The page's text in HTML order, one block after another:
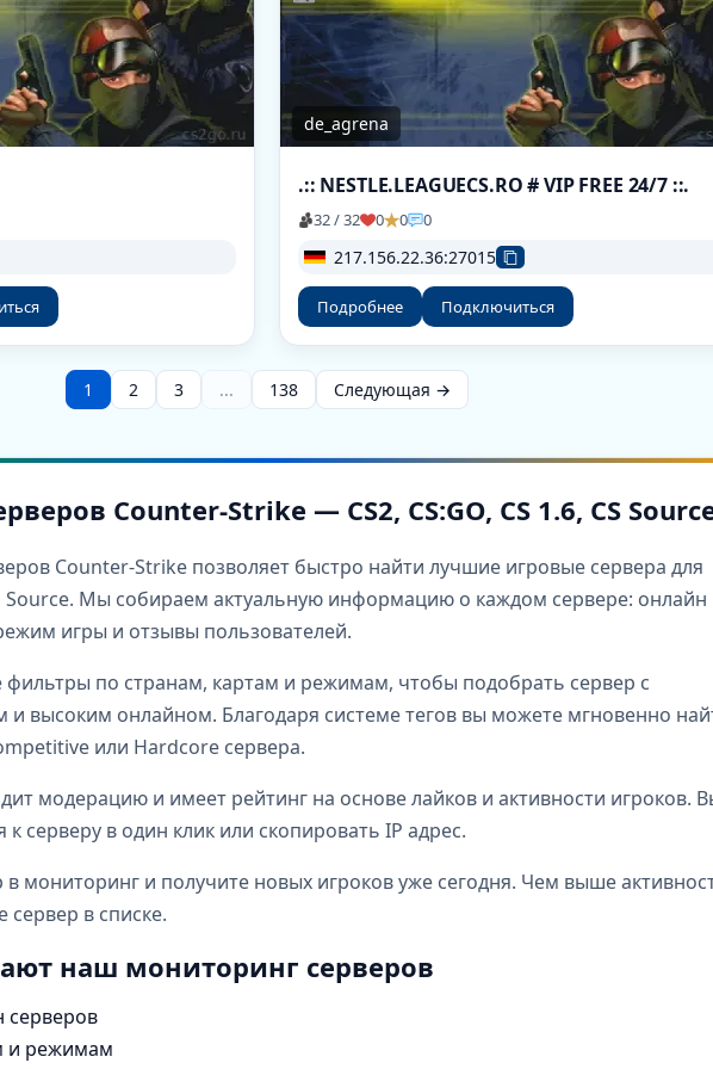
de_agrena
.:: NESTLE.LEAGUECS.RO # VIP FREE 24/7 ::.
32 / 32 0 0 0
217.156.22.36:27015
Подробнее Подключиться
1 2 3 ... 138 Следующая →
Counter-Strike — CS2, CS:GO, CS 1.6, CS
Counter-Strike позволяет быстро найти лучшие игровые сервера для
Source. Мы собираем актуальную информацию о каждом сервере: онлайн
игры и отзывы пользователей.
фильтры по странам, картам и режимам, чтобы подобрать сервер с
высоким онлайном. Благодаря системе тегов вы можете мгновенно
или Hardcore сервера.
модерацию и имеет рейтинг на основе лайков и активности игроков.
серверу в один клик или скопировать IP адрес.
в мониторинг и получите новых игроков уже сегодня. Чем выше
в списке.
наш мониторинг серверов
серверов
и режимам